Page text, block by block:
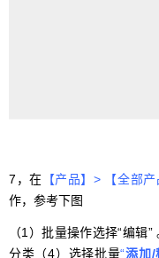
7，在 【产品】> 【全部产
作，参考下图
（1）批量操作选择“编辑
分类（4）选择批量“添加/